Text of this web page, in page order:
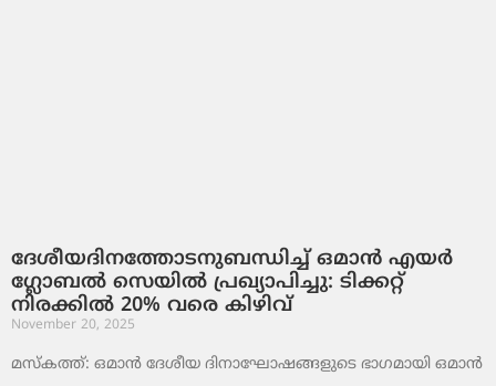
ദേശീയദിനത്തോടനുബന്ധിച്ച് ഒമാൻ എയർ
ഗ്ലോബൽ സെയിൽ പ്രഖ്യാപിച്ചു: ടിക്കറ്റ്
നിരക്കിൽ 20% വരെ കിഴിവ്
November 20, 2025
മസ്‌കത്ത്: ഒമാൻ ദേശീയ ദിനാഘോഷങ്ങളുടെ ഭാഗമായി ഒമാൻ